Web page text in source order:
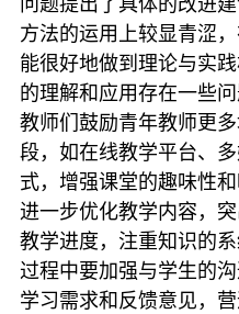
问题提出了具体的改进
方法的运用上较显青涩
能很好地做到理论与实
的理解和应用存在一些
教师们鼓励青年教师更
段，如在线教学平台、
式，增强课堂的趣味性
进一步优化教学内容，
教学进度，注重知识的
过程中要加强与学生的
学习需求和反馈意见，营